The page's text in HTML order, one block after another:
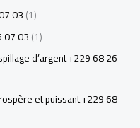
03(1)
07 03(1)
d’argent +229 68 26
et puissant +229 68